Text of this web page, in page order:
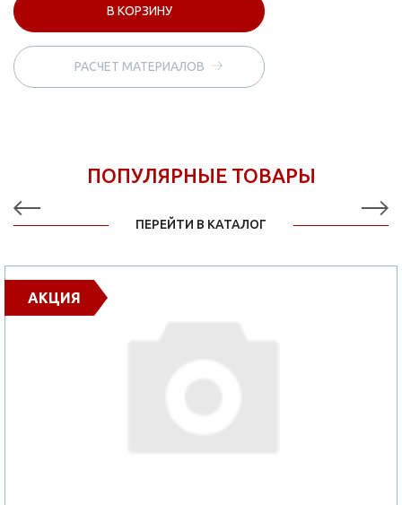
В КОРЗИНУ
РАСЧЕТ МАТЕРИАЛОВ
ПОПУЛЯРНЫЕ ТОВАРЫ
ПЕРЕЙТИ В КАТАЛОГ
АКЦИЯ